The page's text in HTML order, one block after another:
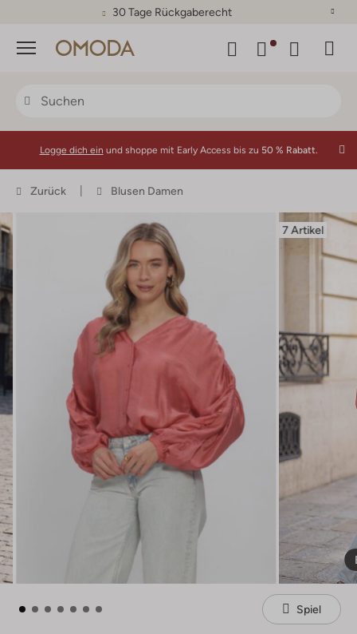
30 Tage Rückgaberecht
Menü
Logge dich ein und shoppe mit Early Access bis zu 50 % Rabatt.
Zurück Blusen Damen
7 Artikel
Spiel